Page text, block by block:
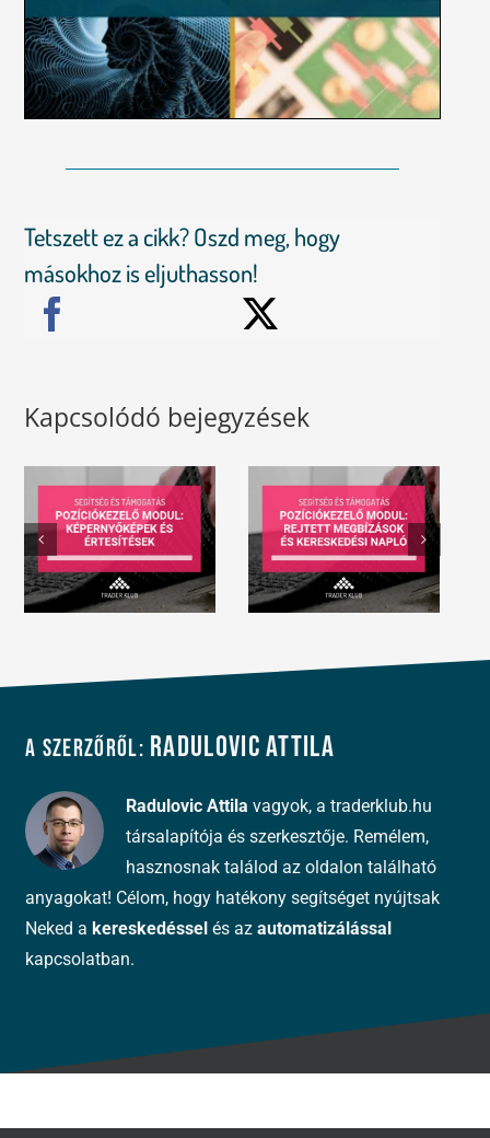
Tetszett ez a cikk? Oszd meg, hogy
másokhoz is eljuthasson!
Kapcsolódó bejegyzések
A szerzőről: Radulovic Attila
Radulovic Attila vagyok, a traderklub.hu
társalapítója és szerkesztője. Remélem,
hasznosnak találod az oldalon található
anyagokat! Célom, hogy hatékony segítséget nyújtsak
Neked a kereskedéssel és azautomatizálással
kapcsolatban.